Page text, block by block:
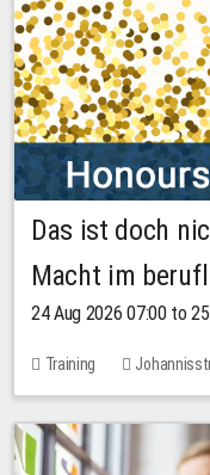
Das ist doch
Macht im
24 Aug 2026 07:00 to
Training
No free places